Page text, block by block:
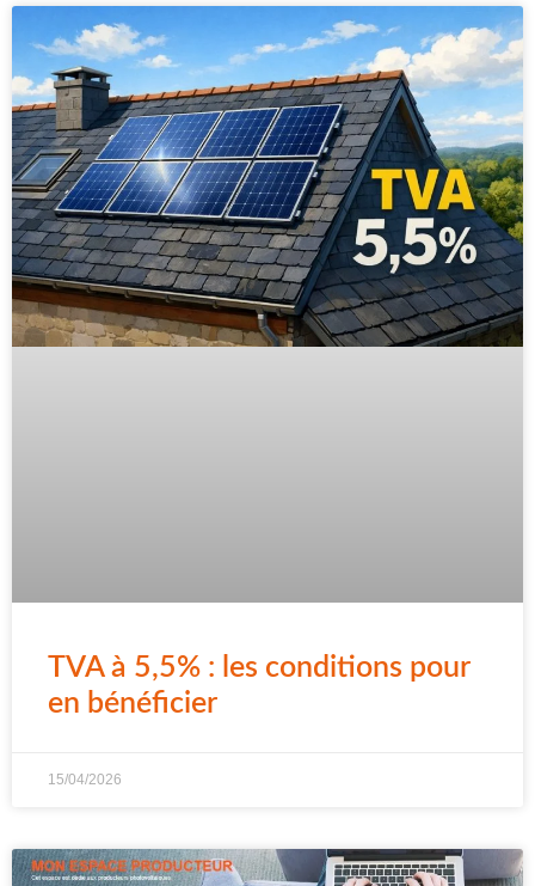
TVA à 5,5% : les conditions pour
en bénéficier
15/04/2026